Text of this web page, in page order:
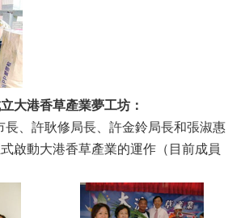
大港香草產業夢工坊：
、許耿修局長、許金鈴局長和張淑惠
啟動大港香草產業的運作（目前成員